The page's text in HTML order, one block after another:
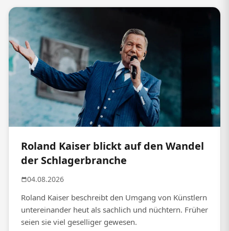
Roland Kaiser blickt auf den Wandel
der Schlagerbranche
04.08.2026
Roland Kaiser beschreibt den Umgang von Künstlern
untereinander heut als sachlich und nüchtern. Früher
seien sie viel geselliger gewesen.